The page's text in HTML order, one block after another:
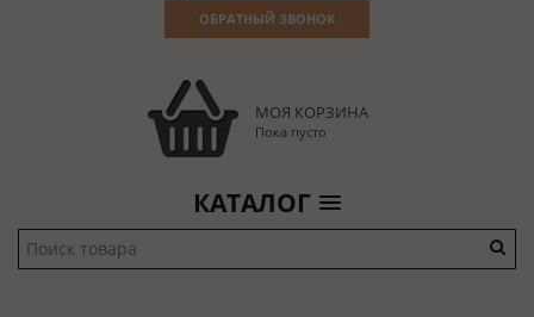
ОБРАТНЫЙ ЗВОНОК
МОЯ КОРЗИНА
Пока пусто
КАТАЛОГ